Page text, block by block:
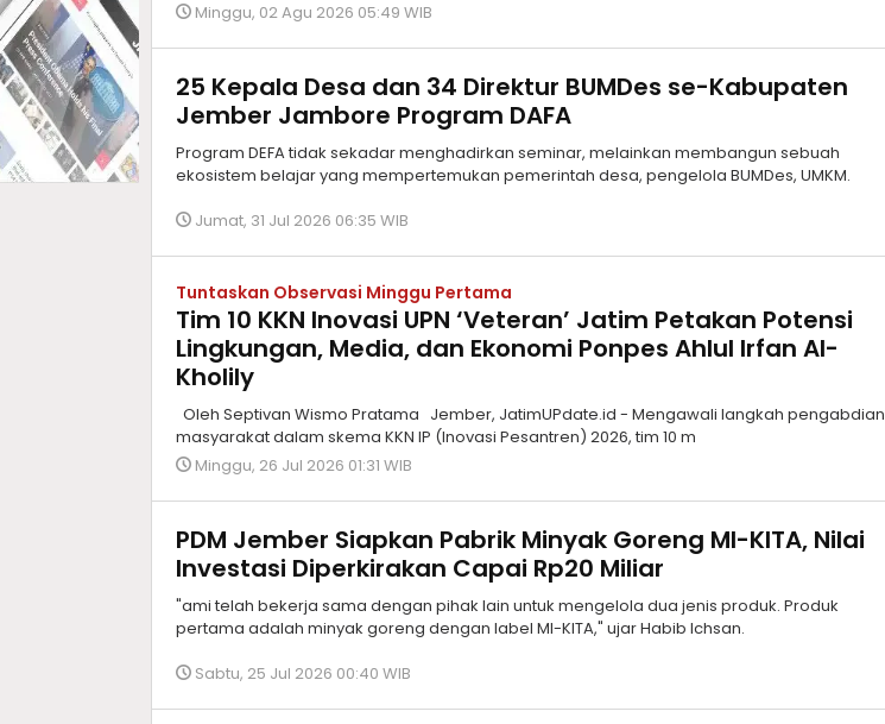
Minggu, 02 Agu 2026 05:49 WIB
25 Kepala Desa dan 34 Direktur BUMDes se-Kabupaten
Jember Jambore Program DAFA
Program DEFA tidak sekadar menghadirkan seminar, melainkan membangun sebuah
ekosistem belajar yang mempertemukan pemerintah desa, pengelola BUMDes, UMKM.
Jumat, 31 Jul 2026 06:35 WIB
Tuntaskan Observasi Minggu Pertama
Tim 10 KKN Inovasi UPN ‘Veteran’ Jatim Petakan Potensi
Lingkungan, Media, dan Ekonomi Ponpes Ahlul Irfan Al-
Kholily
Oleh Septivan Wismo Pratama Jember, JatimUPdate.id - Mengawali langkah pengabdian
masyarakat dalam skema KKN IP (Inovasi Pesantren) 2026, tim 10 m
Minggu, 26 Jul 2026 01:31 WIB
PDM Jember Siapkan Pabrik Minyak Goreng MI-KITA, Nilai
Investasi Diperkirakan Capai Rp20 Miliar
"ami telah bekerja sama dengan pihak lain untuk mengelola dua jenis produk. Produk
pertama adalah minyak goreng dengan label MI-KITA," ujar Habib Ichsan.
Sabtu, 25 Jul 2026 00:40 WIB